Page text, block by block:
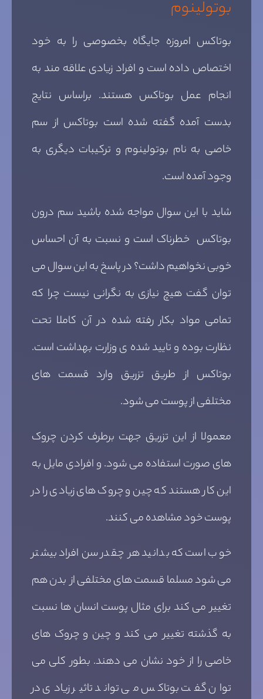
بوتولینوم
بوتاکس امروزه جایگاه بخصوصی را به خود
اختصاص داده است و افراد زیادی علاقه مند به
انجام عمل بوتاکس هستند. براساس نتایج
بدست آمده گفته شده است بوتاکس از سم
خاصی به نام بوتولینوم و ترکیبات دیگری به
وجود آمده است.
شاید با این سوال مواجه شده باشید سم درون
بوتاکس خطرناک است و نسبت به آن احساس
خوبی نخواهیم داشت؟ در پاسخ به این سوال می
توان گفت هیچ نیازی به نگرانی نیست چرا که
تمامی مواد بکار رفته شده در آن کاملا تحت
نظارت بوده و تایید شده ی وزارت بهداشت است.
بوتاکس از طریق تزریق وارد قسمت های
مختلفی از پوست می شود.
معمولا از این تزریق جهت برطرف کردن چروک
های صورت استفاده می شود. و افرادی مایل به
این کار هستند که چین و چروک های زیادی را در
پوست خود مشاهده می کنند.
خوب است که بدانید هر چقدر سن افراد بیشتر
می شود مسلما قسمت های مختلفی از بدن هم
تغییر می کند برای مثال پوست انسان ها نسبت
به گذشته تغییر می کند و چین و چروک های
خاصی را از خود نشان می دهند. بطور کلی می
توان گفت بوتاکس می تواند تاثیر زیادی در